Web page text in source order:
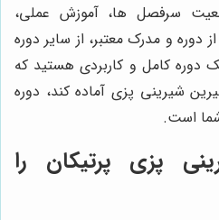
سرفصل ها، آموزش عملی،
و مدرک معتبر، از سایر دوره
دوره کامل و کاربردی هستید که
شیرینی پزی آماده کند، دوره
است.
پزی پرتیکان را